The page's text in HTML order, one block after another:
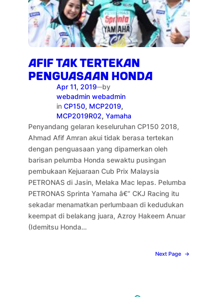
AFIF TAK TERTEKAN
PENGUASAAN HONDA
Apr 11, 2019—by
webadmin webadmin
inCP150, MCP2019
MCP2019R02, Yamaha
Penyandang gelaran keseluruhan CP150 2018,
Ahmad Afif Amran akui tidak berasa tertekan
dengan penguasaan yang dipamerkan oleh
barisan pelumba Honda sewaktu pusingan
pembukaan Kejuaraan Cub Prix Malaysia
PETRONAS di Jasin, Melaka Mac lepas. Pelumba
PETRONAS Sprinta Yamaha â€“ CKJ Racing itu
sekadar menamatkan perlumbaan di kedudukan
keempat di belakang juara, Azroy Hakeem Anuar
(Idemitsu Honda…
Next Page →